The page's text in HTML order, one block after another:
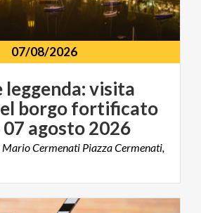
07/08/2026
leggenda: visita
borgo fortificato
07 agosto 2026
Cermenati Piazza Cermenati,